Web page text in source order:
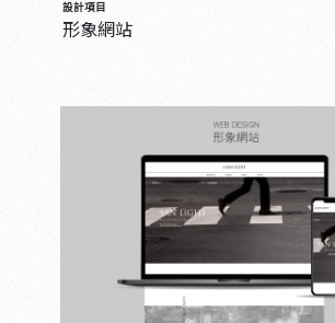
設計項目
形象網站